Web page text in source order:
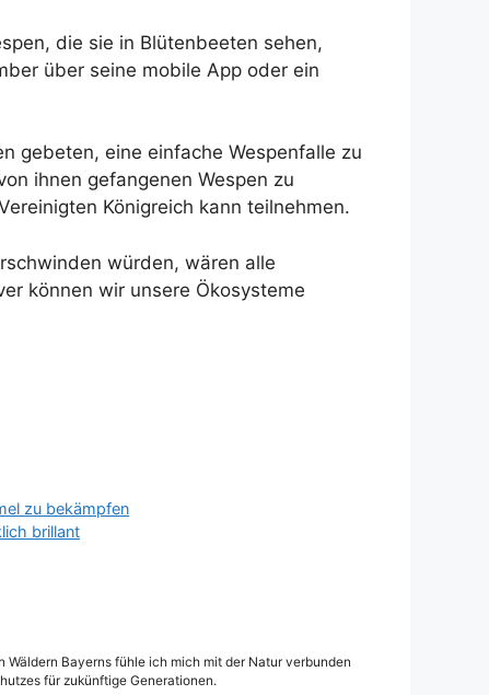
die sie in Blütenbeeten sehen,
über seine mobile App oder ein
gebeten, eine einfache Wespenfalle zu
ihnen gefangenen Wespen zu
Königreich kann teilnehmen.
würden, wären alle
können wir unsere Ökosysteme
zu bekämpfen
brillant
Bayerns fühle ich mich mit der Natur verbunden
für zukünftige Generationen.